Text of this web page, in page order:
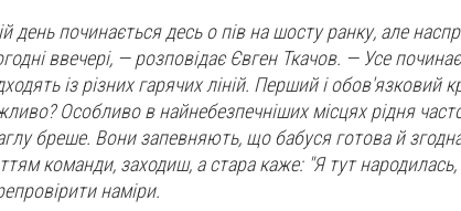
день починається десь о пів на шосту ранку, але
ввечері, — розповідає Євген Ткачов. — Усе
із різних гарячих ліній. Перший і
Особливо в найнебезпечніших місцях рідня
бреше. Вони запевняють, що бабуся готова й
команди, заходиш, а стара каже: "Я тут
наміри.